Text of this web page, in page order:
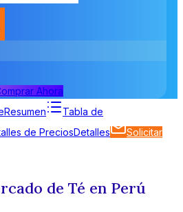
Ahora
Resumen
Tabla de
de PreciosDetalles
Solicitar
de Té en Perú